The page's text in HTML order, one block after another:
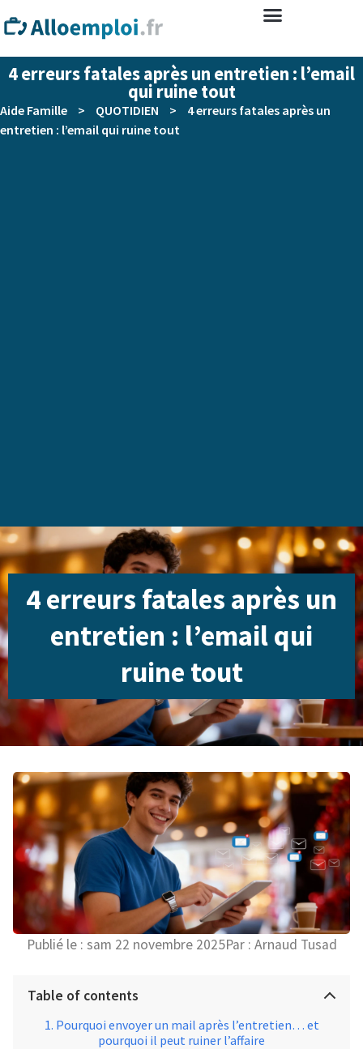
4 erreurs fatales après un entretien : l’email
qui ruine tout
Aide Famille > QUOTIDIEN >
4 erreurs fatales après un
entretien : l’email qui ruine tout
4 erreurs fatales après un
entretien : l’email qui
ruine tout
Publié le : sam 22 novembre 2025Par : Arnaud Tusad
Table of contents
Pourquoi envoyer un mail après l’entretien… et
pourquoi il peut ruiner l’affaire